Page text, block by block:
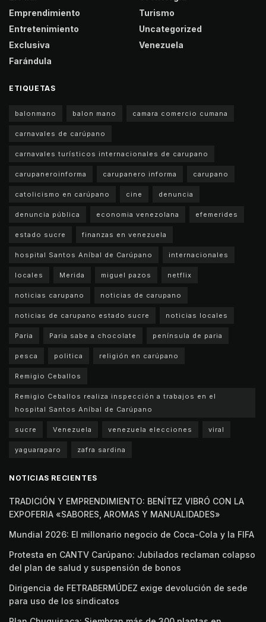
Emprendimiento
Entretenimiento
Exclusiva
Farándula
Turismo
Uncategorized
Venezuela
ETIQUETAS
balonmano balon mano camara comercio cumana
carnavales de carúpano
carnavales turísticos internacionales de carupano
carupaneroinforma carupanero informa carupano
catolicismo en carúpano cine denuncia
denuncia pública economia venezolana efemerides
estado sucre finanzas en venezuela
hospital Santos Aníbal de Carúpano internacionales
locales Merida miguel pazos netflix
noticias carupano noticias de carupano
noticias de carupano estado sucre noticias locales
Paria Paria sabe a chocolate península de paria
pesca politica religión en carúpano
Remigio Ceballos
Remigio Ceballos realiza inspección a trabajos en el
hospital Santos Aníbal de Carúpano
sucre Venezuela venezuela elecciones viral
yaguaraparo zafra sardina
NOTICIAS RECIENTES
TRADICIÓN Y EMPRENDIMIENTO: BENÍTEZ VIBRÓ CON LA
EXPOFERIA «SABORES, AROMAS Y MANUALIDADES»
Mundial 2026: El millonario negocio de Coca-Cola y la FIFA
Protesta en CANTV Carúpano: Jubilados reclaman colapso
del plan de salud y suspensión de bonos
Dirigencia de FETRABERMÚDEZ exige devolución de sede
para uso de los sindicatos